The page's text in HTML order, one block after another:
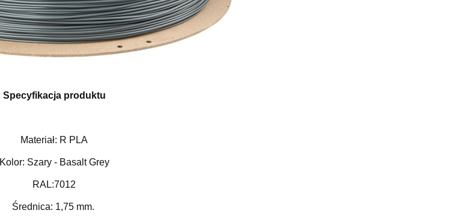
Specyfikacja produktu
Materiał: R PLA
Kolor: Szary - Basalt Grey
RAL:7012
Średnica: 1,75 mm.